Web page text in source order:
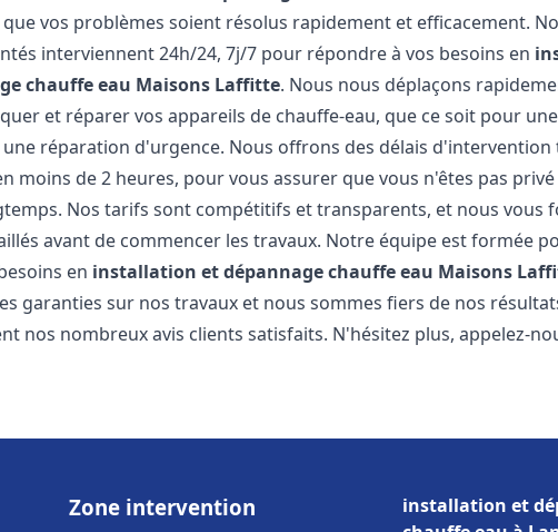
vos problèmes soient résolus rapidement et efficacement.
interviennent 24h/24, 7j/7 pour répondre à vos besoins en
chauffe eau Maisons Laffitte. Nous nous déplaçons
et réparer vos appareils de chauffe-eau, que ce soit pour
une réparation d'urgence. Nous offrons des délais d'intervention
moins de 2 heures, pour vous assurer que vous n'êtes pas
Nos tarifs sont compétitifs et transparents, et nous vous
avant de commencer les travaux. Notre équipe est formée
en installation et dépannage chauffe eau Maisons
garanties sur nos travaux et nous sommes fiers de nos
nos nombreux avis clients satisfaits. N'hésitez plus, appelez-
Zone intervention
installation et